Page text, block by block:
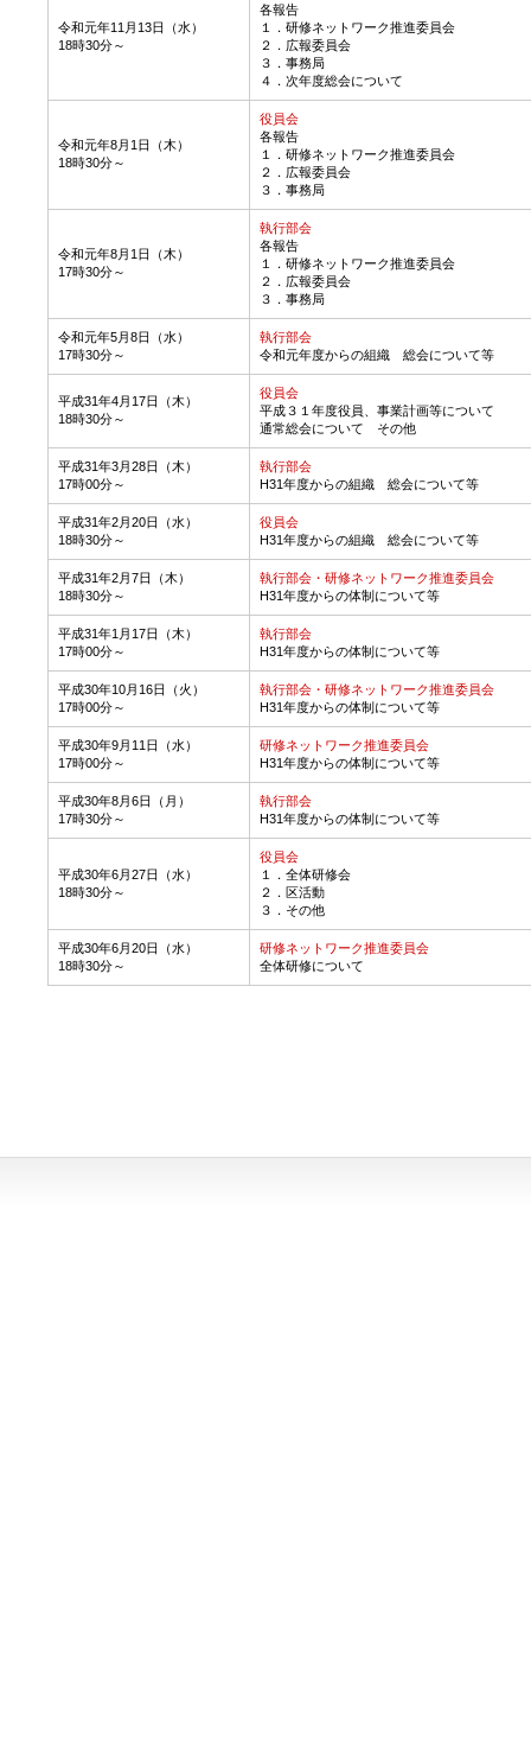
令和元年11月13日（水）
18時30分～
各報告
１．研修ネットワーク推進委員会
２．広報委員会
３．事務局
４．次年度総会について
令和元年8月1日（木）
18時30分～
役員会
各報告
１．研修ネットワーク推進委員会
２．広報委員会
３．事務局
令和元年8月1日（木）
17時30分～
執行部会
各報告
１．研修ネットワーク推進委員会
２．広報委員会
３．事務局
令和元年5月8日（水）
17時30分～
執行部会
令和元年度からの組織 総会について等
平成31年4月17日（木）
18時30分～
役員会
平成３１年度役員、事業計画等について
通常総会について その他
平成31年3月28日（木）
17時00分～
執行部会
H31年度からの組織 総会について等
平成31年2月20日（水）
18時30分～
役員会
H31年度からの組織 総会について等
平成31年2月7日（木）
18時30分～
執行部会・研修ネットワーク推進委員会
H31年度からの体制について等
平成31年1月17日（木）
17時00分～
執行部会
H31年度からの体制について等
平成30年10月16日（火）
17時00分～
執行部会・研修ネットワーク推進委員会
H31年度からの体制について等
平成30年9月11日（水）
17時00分～
研修ネットワーク推進委員会
H31年度からの体制について等
平成30年8月6日（月）
17時30分～
執行部会
H31年度からの体制について等
平成30年6月27日（水）
18時30分～
役員会
１． 全体研修会
２．区活動
３．その他
平成30年6月20日（水）
18時30分～
研修ネットワーク推進委員会
全体研修について